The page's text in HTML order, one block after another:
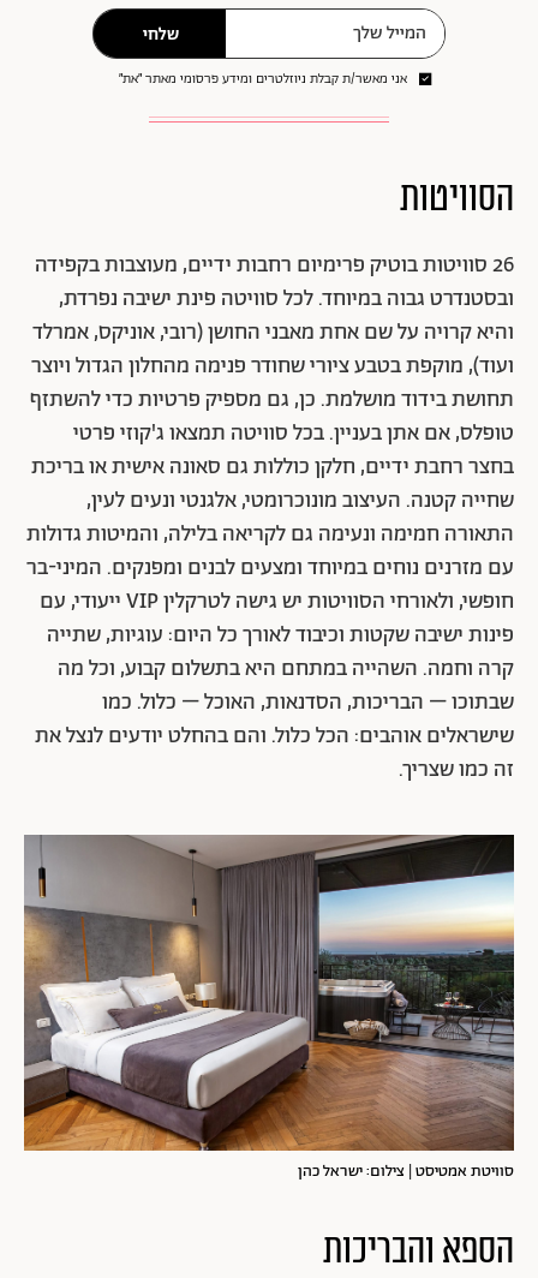
שלחי
אני מאשר/ת קבלת ניוזלטרים ומידע פרסומי מאתר ״את״
הסוויטות
26 סוויטות בוטיק פרימיום רחבות ידיים, מעוצבות בקפידה
ובסטנדרט גבוה במיוחד. לכל סוויטה פינת ישיבה נפרדת,
והיא קרויה על שם אחת מאבני החושן (רובי, אוניקס, אמרלד
ועוד), מוקפת בטבע ציורי שחודר פנימה מהחלון הגדול ויוצר
תחושת בידוד מושלמת. כן, גם מספיק פרטיות כדי להשתזף
טופלס, אם אתן בעניין. בכל סוויטה תמצאו ג'קוזי פרטי
בחצר רחבת ידיים, חלקן כוללות גם סאונה אישית או בריכת
שחייה קטנה. העיצוב מונוכרומטי, אלגנטי ונעים לעין,
התאורה חמימה ונעימה גם לקריאה בלילה, והמיטות גדולות
עם מזרנים נוחים במיוחד ומצעים לבנים ומפנקים. המיני-בר
חופשי, ולאורחי הסוויטות יש גישה לטרקלין VIP ייעודי, עם
פינות ישיבה שקטות וכיבוד לאורך כל היום: עוגיות, שתייה
קרה וחמה. השהייה במתחם היא בתשלום קבוע, וכל מה
שבתוכו – הבריכות, הסדנאות, האוכל – כלול. כמו
שישראלים אוהבים: הכל כלול. והם בהחלט יודעים לנצל את
זה כמו שצריך.
סוויטת אמטיסט | צילום: ישראל כהן
הספא והבריכות